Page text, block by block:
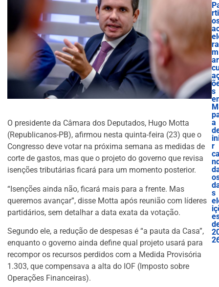
O presidente da Câmara dos Deputados, Hugo Motta
(Republicanos-PB), afirmou nesta quinta-feira (23) que o
Congresso deve votar na próxima semana as medidas de
corte de gastos, mas que o projeto do governo que revisa
isenções tributárias ficará para um momento posterior.
“Isenções ainda não, ficará mais para a frente. Mas
queremos avançar”, disse Motta após reunião com líderes
partidários, sem detalhar a data exata da votação.
Segundo ele, a redução de despesas é “a pauta da Casa”,
enquanto o governo ainda define qual projeto usará para
recompor os recursos perdidos com a Medida Provisória
1.303, que compensava a alta do IOF (Imposto sobre
Operações Financeiras).
ra
m
s
a
r
s